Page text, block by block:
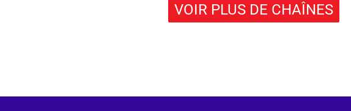
VOIR PLUS DE CHAÎNES